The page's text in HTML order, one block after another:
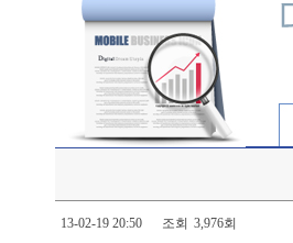
13-02-19 20:50 조회 3,976회